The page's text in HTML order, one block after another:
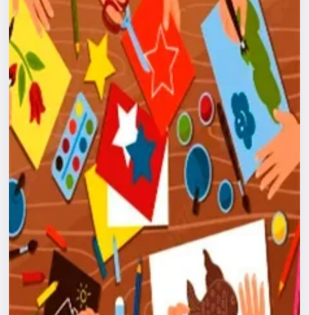
Квесты
Экскурсии
Спорт
События
Города
Площадки
Артисты
Рейтинги